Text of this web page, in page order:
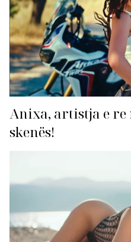
Anixa, artistja e re
skenës!